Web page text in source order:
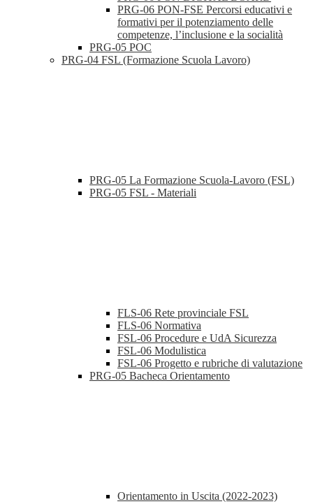
PRG-06 PON-FSE Percorsi educativi e
formativi per il potenziamento delle
competenze, l’inclusione e la socialità
PRG-05 POC
PRG-04 FSL (Formazione Scuola Lavoro)
PRG-05 La Formazione Scuola-Lavoro (FSL)
PRG-05 FSL - Materiali
FLS-06 Rete provinciale FSL
FLS-06 Normativa
FSL-06 Procedure e UdA Sicurezza
FSL-06 Modulistica
FSL-06 Progetto e rubriche di valutazione
PRG-05 Bacheca Orientamento
Orientamento in Uscita (2022-2023)